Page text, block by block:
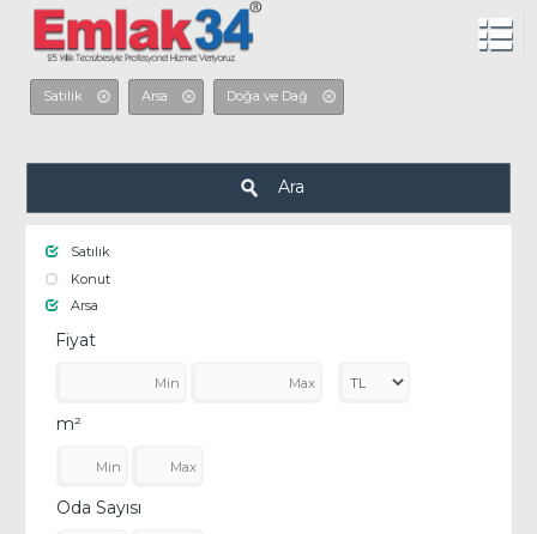
Satılık Arsa Doğa ve Dağ
Ara
Satılık
Konut
Arsa
Fiyat
m²
Oda Sayısı